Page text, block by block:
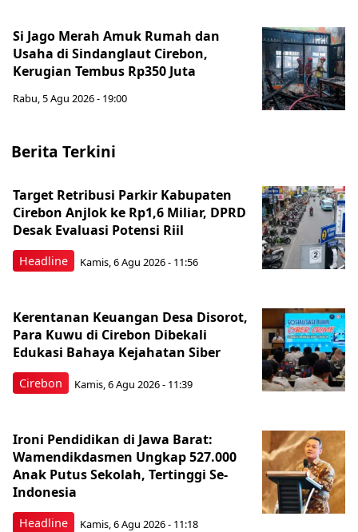
Si Jago Merah Amuk Rumah dan
Usaha di Sindanglaut Cirebon,
Kerugian Tembus Rp350 Juta
Rabu, 5 Agu 2026 - 19:00
Berita Terkini
Headline
Target Retribusi Parkir Kabupaten
Cirebon Anjlok ke Rp1,6 Miliar, DPRD
Desak Evaluasi Potensi Riil
Kamis, 6 Agu 2026 - 11:56
Cirebon
Kerentanan Keuangan Desa Disorot,
Para Kuwu di Cirebon Dibekali
Edukasi Bahaya Kejahatan Siber
Kamis, 6 Agu 2026 - 11:39
Headline
Ironi Pendidikan di Jawa Barat:
Wamendikdasmen Ungkap 527.000
Anak Putus Sekolah, Tertinggi Se-
Indonesia
Kamis, 6 Agu 2026 - 11:18